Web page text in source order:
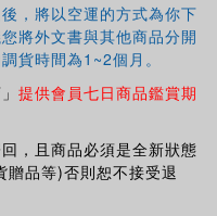
，將以空運的方式為你下
將外文書與其他商品分開
貨時間為1~2個月。
提供會員七日商品鑑賞期
，且商品必須是全新狀態
贈品等)否則恕不接受退